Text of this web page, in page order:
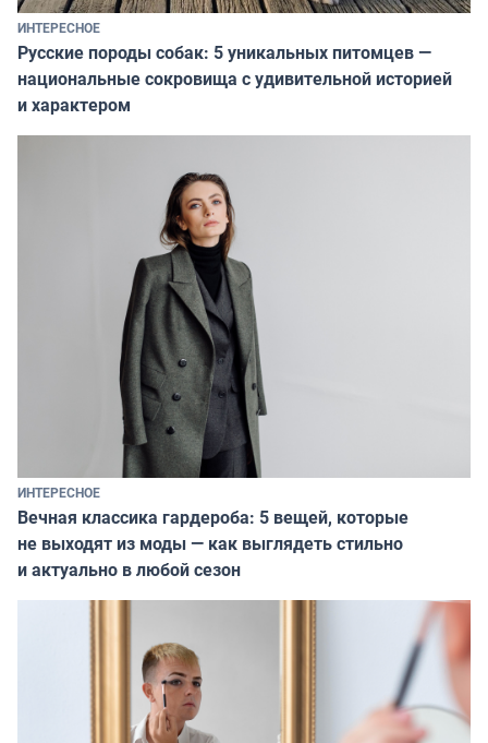
ИНТЕРЕСНОЕ
Русские породы собак: 5 уникальных питомцев —
национальные сокровища с удивительной историей
и характером
ИНТЕРЕСНОЕ
Вечная классика гардероба: 5 вещей, которые
не выходят из моды — как выглядеть стильно
и актуально в любой сезон